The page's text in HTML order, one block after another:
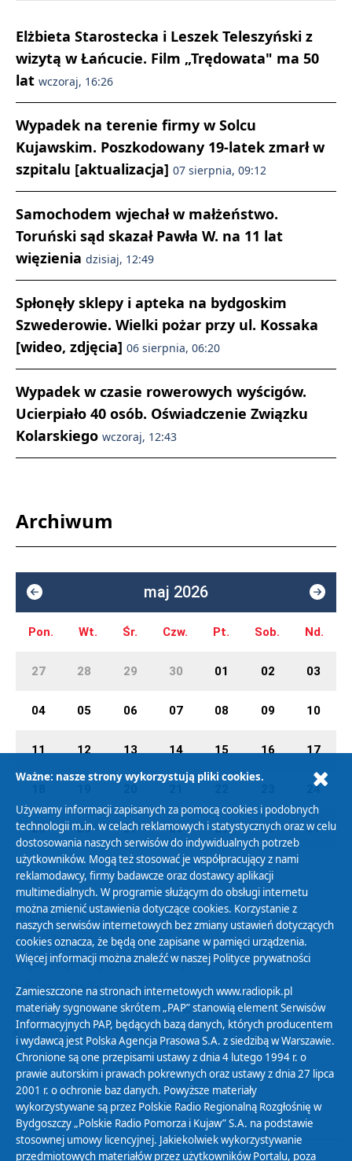
Elżbieta Starostecka i Leszek Teleszyński z
wizytą w Łańcucie. Film „Trędowata" ma 50
lat wczoraj, 16:26
Wypadek na terenie firmy w Solcu
Kujawskim. Poszkodowany 19-latek zmarł w
szpitalu [aktualizacja] 07 sierpnia, 09:12
Samochodem wjechał w małżeństwo.
Toruński sąd skazał Pawła W. na 11 lat
więzienia dzisiaj, 12:49
Spłonęły sklepy i apteka na bydgoskim
Szwederowie. Wielki pożar przy ul. Kossaka
[wideo, zdjęcia] 06 sierpnia, 06:20
Wypadek w czasie rowerowych wyścigów.
Ucierpiało 40 osób. Oświadczenie Związku
Kolarskiego wczoraj, 12:43
Archiwum
maj 2026
Pon. Wt. Śr. Czw. Pt. Sob. Nd.
27 28 29 30 01 02 03
04 05 06 07 08 09 10
11 12 13 14 15 16 17
24
25 26 27 28 29 30 31
Polityka Prywatności
Zasady korzystania z Serwisu
Organizacje Pożytku Publicznego
Cyfryzacja DAB+
Polityka ochrony danych osobowych
Abonament
Zamówienia publiczne
Biuletyn Informacji Publicznej
Ważne: nasze strony wykorzystują pliki cookies.
Używamy informacji zapisanych za pomocą cookies i podobnych
technologii m.in. w celach reklamowych i statystycznych oraz w celu
dostosowania naszych serwisów do indywidualnych potrzeb
użytkowników. Mogą też stosować je współpracujący z nami
reklamodawcy, firmy badawcze oraz dostawcy aplikacji
multimedialnych. W programie służącym do obsługi internetu
można zmienić ustawienia dotyczące cookies. Korzystanie z
naszych serwisów internetowych bez zmiany ustawień dotyczących
cookies oznacza, że będą one zapisane w pamięci urządzenia.
Więcej informacji można znaleźć w naszej Polityce prywatności
Zamieszczone na stronach internetowych www.radiopik.pl
materiały sygnowane skrótem „PAP” stanowią element Serwisów
Informacyjnych PAP, będących bazą danych, których producentem
i wydawcą jest Polska Agencja Prasowa S.A. z siedzibą w Warszawie.
Chronione są one przepisami ustawy z dnia 4 lutego 1994 r. o
prawie autorskim i prawach pokrewnych oraz ustawy z dnia 27 lipca
2001 r. o ochronie baz danych. Powyższe materiały
wykorzystywane są przez Polskie Radio Regionalną Rozgłośnię w
Bydgoszczy „Polskie Radio Pomorza i Kujaw” S.A. na podstawie
stosownej umowy licencyjnej. Jakiekolwiek wykorzystywanie
przedmiotowych materiałów przez użytkowników Portalu, poza